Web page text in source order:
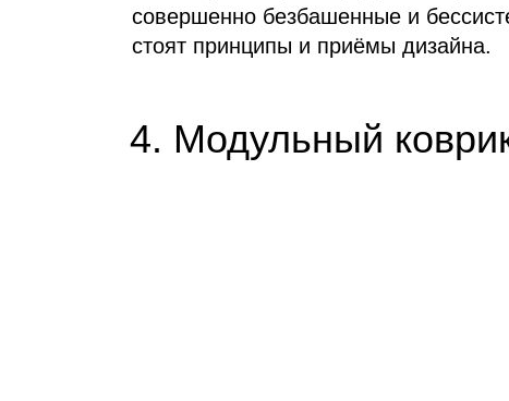
совершенно безбашенные и
стоят принципы и приёмы дизайна.
4. Модульный